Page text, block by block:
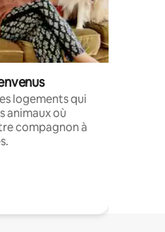
logements qui
animaux où
compagnon à